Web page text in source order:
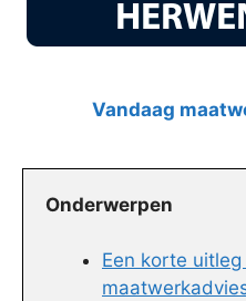
Vandaag
Onderwerpen
Een korte